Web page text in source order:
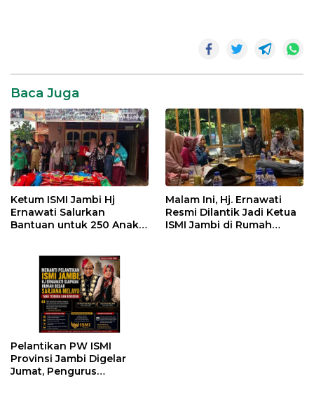
Universitas
Wisuda
UNJA
Baca Juga
Ketum ISMI Jambi Hj
Ernawati Salurkan
Bantuan untuk 250 Anak
Malam Ini, Hj. Ernawati
Resmi Dilantik Jadi Ketua
ISMI Jambi di Rumah
Pelantikan PW ISMI
Provinsi Jambi Digelar
Jumat, Pengurus